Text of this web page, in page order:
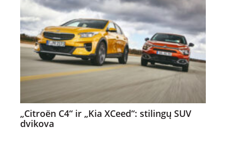
„Citroën C4“ ir „Kia XCeed“: stilingų SUV
dvikova